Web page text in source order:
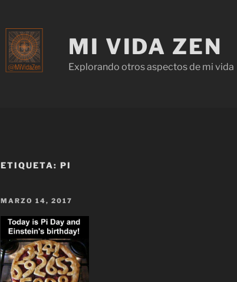
MI VIDA ZEN
Explorando otros aspectos de mi vida
ETIQUETA: PI
MARZO 14, 2017